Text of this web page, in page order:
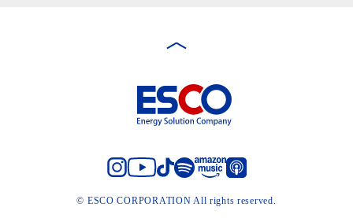
© ESCO CORPORATION All rights reserved.